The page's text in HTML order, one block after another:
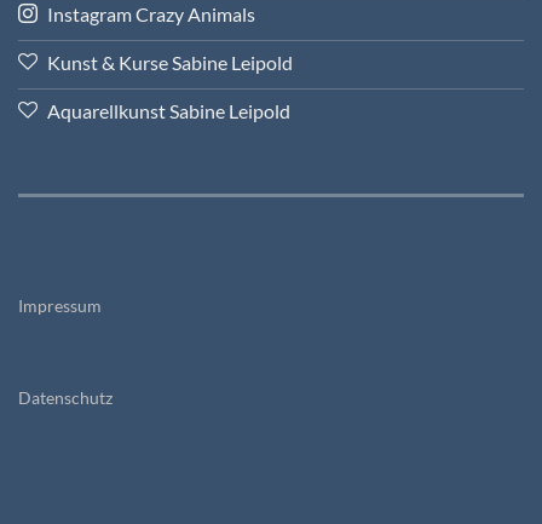
Instagram Crazy Animals
Kunst & Kurse Sabine Leipold
Aquarellkunst Sabine Leipold
Impressum
Datenschutz